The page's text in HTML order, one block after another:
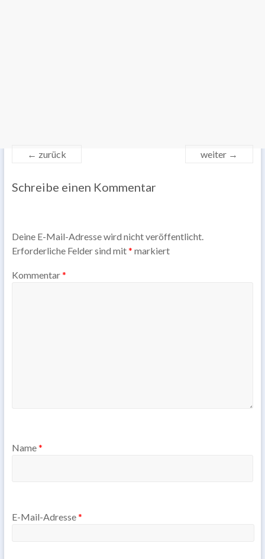
← zurück weiter →
Schreibe einen Kommentar
Deine E-Mail-Adresse wird nicht veröffentlicht.
Erforderliche Felder sind mit* markiert
Kommentar*
Name*
E-Mail-Adresse*